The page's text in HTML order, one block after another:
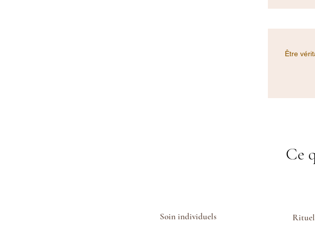
Être
Ce
Soin individuels